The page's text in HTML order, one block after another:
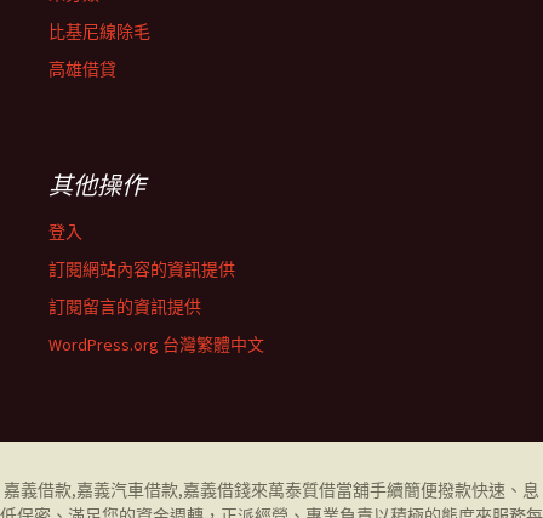
比基尼線除毛
高雄借貸
其他操作
登入
訂閱網站內容的資訊提供
訂閱留言的資訊提供
WordPress.org 台灣繁體中文
嘉義借款,嘉義汽車借款,嘉義借錢來萬泰質借當舖手續簡便撥款快速、息